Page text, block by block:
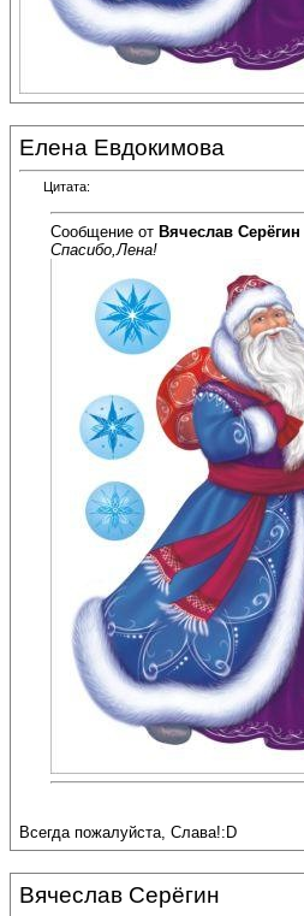
Елена Евдокимова
Цитата:
Сообщение от Вячеслав Серёгин
Спасибо,Лена!
Всегда пожалуйста, Слава!:D
Вячеслав Серёгин